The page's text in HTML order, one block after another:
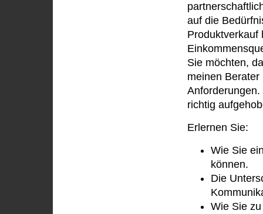
auf die
Produktverkauf
Sie möchten,
meinen
richtig
Erlernen Sie:
Wie Sie
können.
Die
Wie Sie